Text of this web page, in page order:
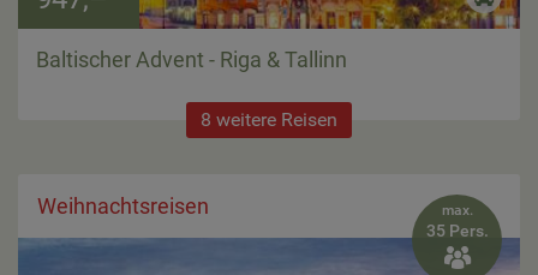
Baltischer Advent - Riga & Tallinn
8 weitere Reisen
max.
35 Pers.

Weihnachtsreisen